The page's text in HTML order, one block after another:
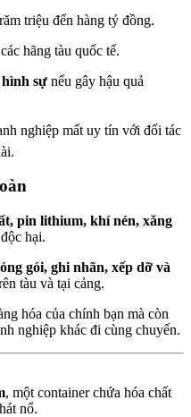
triệu đến hàng tỷ đồng.
hãng tàu quốc tế.
sự nếu gây hậu quả
nghiệp mất uy tín với đối tác
pin lithium, khí nén, xăng
hại.
gói, ghi nhãn, xếp dỡ và
tàu và tại cảng.
hóa của chính bạn mà còn
nghiệp khác đi cùng chuyến.
, một container chứa hóa chất
nổ.